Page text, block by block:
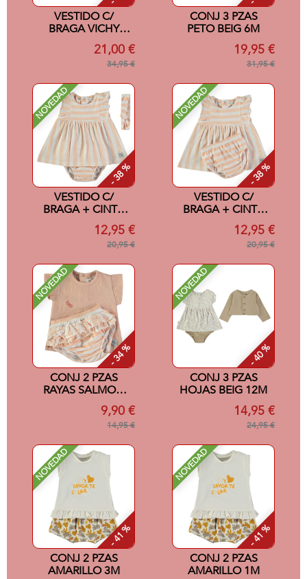
VESTIDO C/
BRAGA VICHY
ROSA 6M21,00 €
34,95 €
CONJ 3 PZAS
PETO BEIG 6M
19,95 €
31,95 €
NOVEDAD
- 38 %
VESTIDO C/
BRAGA + CINTA
SALMON 24M
12,95 €
20,95 €
NOVEDAD
- 38 %
VESTIDO C/
BRAGA + CINTA
SALMON 12M
12,95 €
20,95 €
NOVEDAD
- 34 %
CONJ 2 PZAS
RAYAS SALMON
9,90 €
14,95 €
NOVEDAD
- 40 %
CONJ 3 PZAS
HOJAS BEIG 12M
14,95 €
24,95 €
NOVEDAD
- 41 %
CONJ 2 PZAS
AMARILLO 3M
NOVEDAD
- 41 %
CONJ 2 PZAS
AMARILLO 1M